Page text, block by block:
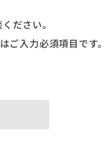
ださい。
ご入力必須項目です。